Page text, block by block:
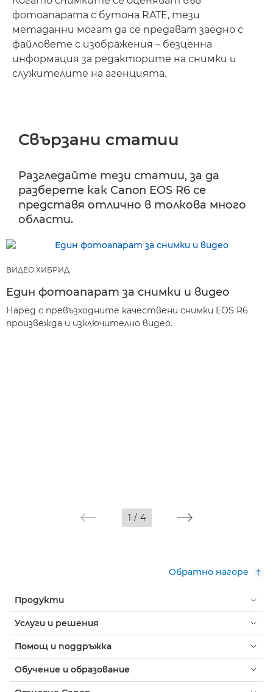
фотоапарата с бутона RATE, тези
метаданни могат да се предават заедно с
файловете с изображения – безценна
информация за редакторите на снимки и
служителите на агенцията.
Свързани статии
Разгледайте тези статии, за да
разберете как Canon EOS R6 се
представя отлично в толкова много
области.
ВИДЕО ХИБРИД
Един фотоапарат за снимки и видео
Наред с превъзходните качествени снимки EOS R6
произвежда и изключително видео.
1 / 4
Обратно нагоре
Продукти
Услуги и решения
Помощ и поддръжка
Обучение и образование